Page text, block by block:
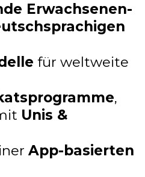
Erwachsenen-
für weltweite
,
Unis &
App-basierten